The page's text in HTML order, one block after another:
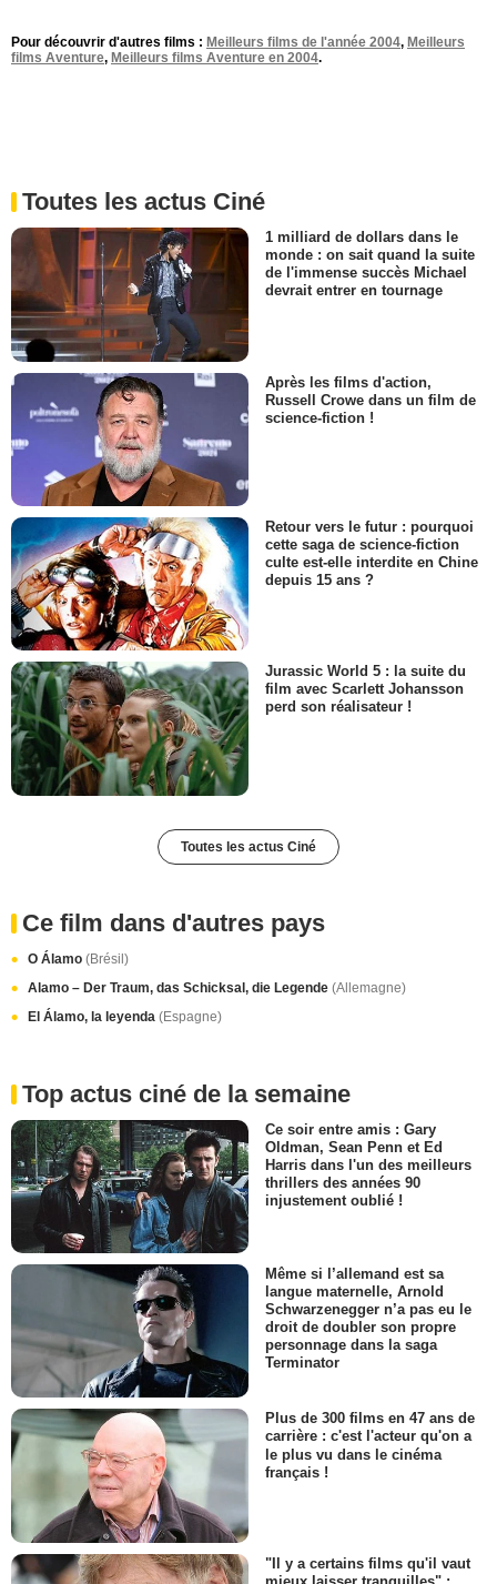
Pour découvrir d'autres films : Meilleurs films de l'année 2004, Meilleurs
films Aventure, Meilleurs films Aventure en 2004.
Toutes les actus Ciné
1 milliard de dollars dans le
monde : on sait quand la suite
de l'immense succès Michael
devrait entrer en tournage
Après les films d'action,
Russell Crowe dans un film de
science-fiction !
Retour vers le futur : pourquoi
cette saga de science-fiction
culte est-elle interdite en Chine
depuis 15 ans ?
Jurassic World 5 : la suite du
film avec Scarlett Johansson
perd son réalisateur !
Toutes les actus Ciné
Ce film dans d'autres pays
O Álamo (Brésil)
Alamo – Der Traum, das Schicksal, die Legende (Allemagne)
El Álamo, la leyenda (Espagne)
Top actus ciné de la semaine
Ce soir entre amis : Gary
Oldman, Sean Penn et Ed
Harris dans l'un des meilleurs
thrillers des années 90
injustement oublié !
Même si l’allemand est sa
langue maternelle, Arnold
Schwarzenegger n’a pas eu le
droit de doubler son propre
personnage dans la saga
Terminator
Plus de 300 films en 47 ans de
carrière : c'est l'acteur qu'on a
le plus vu dans le cinéma
français !
"Il y a certains films qu'il vaut